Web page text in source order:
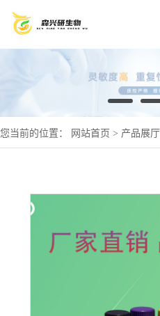
您当前的位置： 网站首页 > 产品展厅